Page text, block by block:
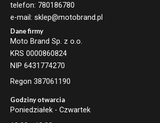
telefon: 780186780
e-mail: sklep@motobrand.pl
Dane firmy
Moto Brand Sp. z o.o.
KRS 0000860824
NIP 6431774270
Regon 387061190
Godziny otwarcia
Poniedziałek - Czwartek